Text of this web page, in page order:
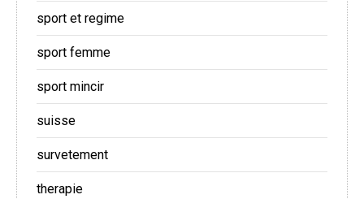
sport et regime
sport femme
sport mincir
suisse
survetement
therapie